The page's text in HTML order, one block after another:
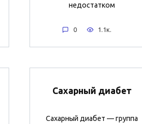
недостатком
0 1.1к.
Сахарный диабет
Сахарный диабет — группа